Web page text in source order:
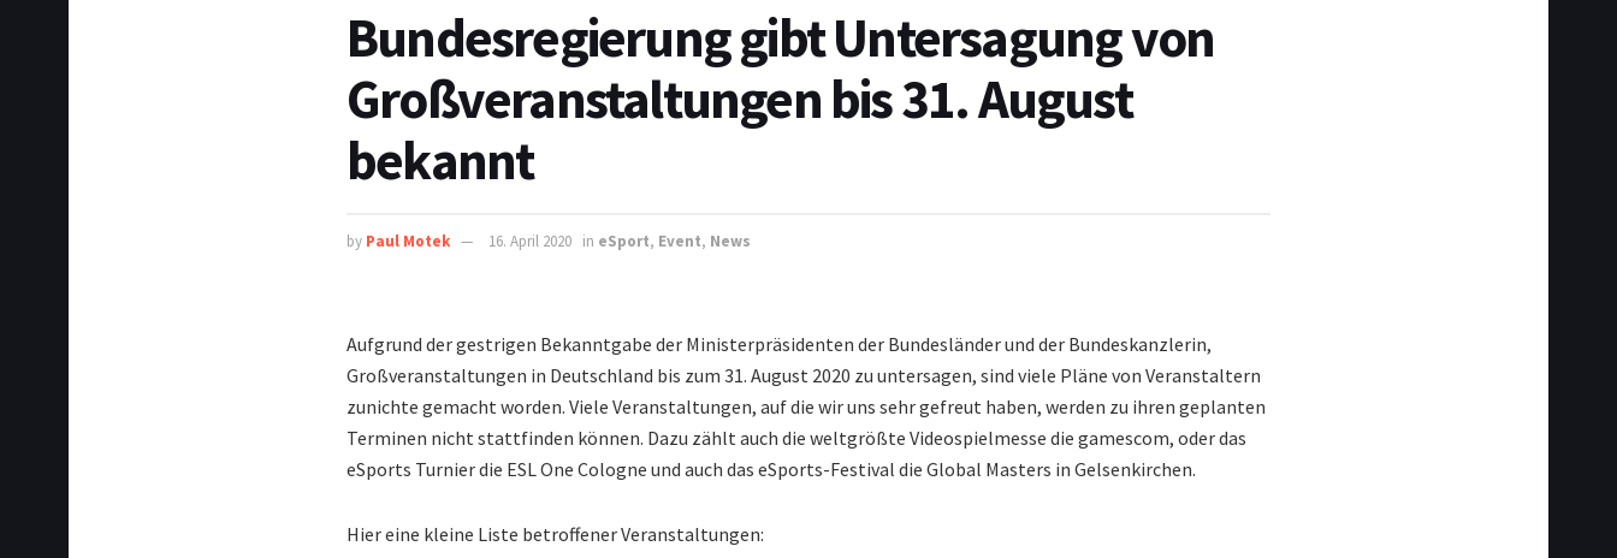
Bundesregierung gibt Untersagung von
Großveranstaltungen bis 31. August
bekannt
by Paul Motek 16. April 2020 in eSport, Event, News
Aufgrund der gestrigen Bekanntgabe der Ministerpräsidenten der Bundesländer und der Bundeskanzlerin,
Großveranstaltungen in Deutschland bis zum 31. August 2020 zu untersagen, sind viele Pläne von Veranstaltern
zunichte gemacht worden. Viele Veranstaltungen, auf die wir uns sehr gefreut haben, werden zu ihren geplanten
Terminen nicht stattfinden können. Dazu zählt auch die weltgrößte Videospielmesse die gamescom, oder das
eSports Turnier die ESL One Cologne und auch das eSports-Festival die Global Masters in Gelsenkirchen.
Hier eine kleine Liste betroffener Veranstaltungen: